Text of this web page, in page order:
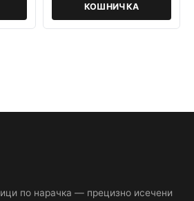
КОШНИЧКА
по нарачка — прецизно исечени